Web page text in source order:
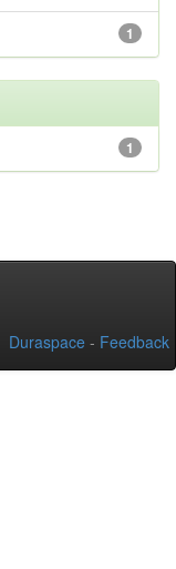
1
1
Duraspace - Feedback